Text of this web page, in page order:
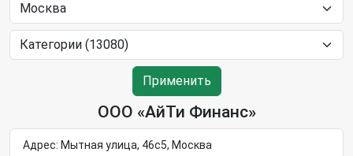
Применить
ООО «АйТи Финанс»
Адрес: Мытная улица, 46с5, Москва